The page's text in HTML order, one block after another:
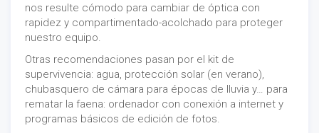
nos resulte cómodo para cambiar de óptica con
rapidez y compartimentado-acolchado para proteger
nuestro equipo.
Otras recomendaciones pasan por el kit de
supervivencia: agua, protección solar (en verano),
chubasquero de cámara para épocas de lluvia y… para
rematar la faena: ordenador con conexión a internet y
programas básicos de edición de fotos.